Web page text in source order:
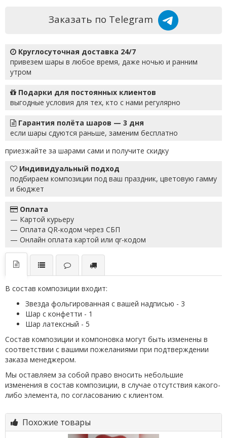
Заказать по Telegram
Круглосуточная доставка 24/7
привезем шары в любое время, даже ночью и ранним
утром
Подарки для постоянных клиентов
выгодные условия для тех, кто с нами регулярно
Гарантия полёта шаров — 3 дня
если шары сдуются раньше, заменим бесплатно
приезжайте за шарами сами и получите скидку
Индивидуальный подход
подбираем композиции под ваш праздник, цветовую гамму
и бюджет
Оплата
— Картой курьеру
— Оплата QR-кодом через СБП
— Онлайн оплата картой или qr-кодом
В состав композиции входит:
Звезда фольгированная с вашей надписью - 3
Шар с конфетти - 1
Шар латексный - 5
Состав композиции и компоновка могут быть изменены в
соответствии с вашими пожеланиями при подтверждении
заказа менеджером.
Мы оставляем за собой право вносить небольшие
изменения в состав композиции, в случае отсутствия какого-
либо элемента, по согласованию с клиентом.
Похожие товары